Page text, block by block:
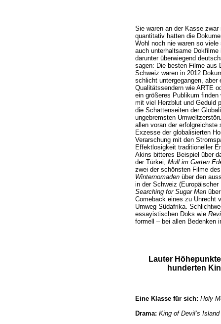
Sie waren an der Kasse
quantitativ hatten die
Wohl noch nie waren so
auch unterhaltsame
darunter überwiegend
sagen: Die besten Filme aus
Schweiz waren in 2012
schlicht untergegangen,
Qualitätssendern wie ARTE
ein größeres Publikum
mit viel Herzblut und Geduld
die Schattenseiten der
ungebremsten
allen voran der erfolgreichste
Exzesse der globalisierten
Verarschung mit den
Effektlosigkeit traditioneller
Akins bitteres Beispiel über
der Türkei, Müll im Garten
zwei der schönsten Filme
Winternomadenüber den
in der Schweiz
Searching for Sugar Manüber
Comeback eines zu Unrecht
Umweg Südafrika.
essayistischen Doks wie
formell – bei allen Bedenken
Lauter
hunderten
Eine Klasse für sich: Holy
Drama: King of Devil’s Island